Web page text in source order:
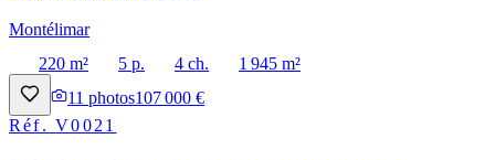
Montélimar
220 m²
5 p. 4 ch.
1 945 m²
11 photos107 000 €
Réf.V0021